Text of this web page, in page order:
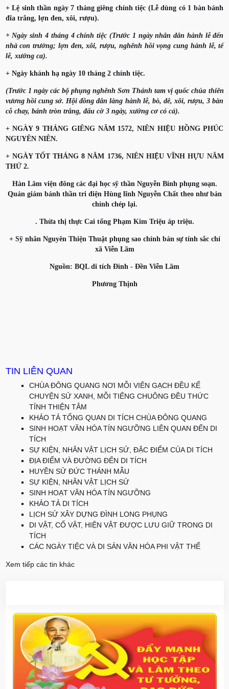
+ Lệ sinh thần ngày 7 tháng giêng chính tiệc (Lễ dùng có 1 bàn bánh
đĩa trắng, lợn đen, xôi, rượu).
+ Ngày sinh 4 tháng 4 chính tiệc (Trước 1 ngày nhân dân hành lễ đến
nhà con trưởng; lợn đen, xôi, rượu, nghênh hồi vọng cung hành lễ, tế
lễ, xướng ca).
+ Ngày khánh hạ ngày 10 tháng 2 chính tiệc.
(Trước 1 ngày các bộ phụng nghênh Sơn Thánh tam vị quốc chúa thiên
vương hồi cung sở. Hội đồng dân làng hành lễ, bò, dê, xôi, rượu, 3 bàn
cỗ chay, bánh tròn trắng, đấu cờ 3 ngày, xướng cơ có cả).
+ NGÀY 9 THÁNG GIÊNG NĂM 1572, NIÊN HIỆU HỒNG PHÚC
NGUYÊN NIÊN.
+ NGÀY TỐT THÁNG 8 NĂM 1736, NIÊN HIỆU VĨNH HỰU NĂM
THỨ 2.
Hàn Lâm viện đông các đại học sỹ thần Nguyễn Bính phụng soạn.
Quản giám bánh thần tri điện Hùng lĩnh Nguyễn Chất theo như bản
chính chép lại.
. Thừa thị thực Cai tổng Phạm Kim Triệu áp triệu.
+ Sỹ nhân Nguyên Thiện Thuật phụng sao chính bản sự tính sắc chỉ
xã Viễn Lãm
Nguồn: BQL di tích Đình - Đền Viễn Lãm
Phương Thịnh
TIN LIÊN QUAN
CHÙA ĐÔNG QUANG NƠI MỖI VIÊN GẠCH ĐỀU KỂ
CHUYỆN SỬ XANH, MỖI TIẾNG CHUÔNG ĐỀU THỨC
TỈNH THIỆN TÂM
KHẢO TẢ TỔNG QUAN DI TÍCH CHÙA ĐÔNG QUANG
SINH HOẠT VĂN HÓA TÍN NGƯỠNG LIÊN QUAN ĐẾN DI
TÍCH
SỰ KIỆN, NHÂN VẬT LỊCH SỬ, ĐẶC ĐIỂM CỦA DI TÍCH
ĐỊA ĐIỂM VÀ ĐƯỜNG ĐẾN DI TÍCH
HUYỀN SỬ ĐỨC THÁNH MẪU
SỰ KIỆN, NHÂN VẬT LỊCH SỬ
SINH HOẠT VĂN HÓA TÍN NGƯỠNG
KHẢO TẢ DI TÍCH
LỊCH SỬ XÂY DỰNG ĐÌNH LONG PHỤNG
DI VẬT, CỔ VẬT, HIỆN VẬT ĐƯỢC LƯU GIỮ TRONG DI
TÍCH
CÁC NGÀY TIỆC VÀ DI SẢN VĂN HÓA PHI VẬT THỂ
Xem tiếp các tin khác